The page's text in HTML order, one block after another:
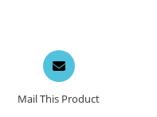
Opens
in
a
new
Mail This Product